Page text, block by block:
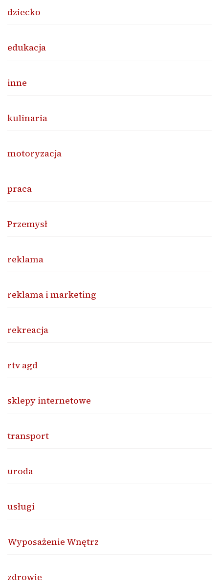
dziecko
edukacja
inne
kulinaria
motoryzacja
praca
Przemysł
reklama
reklama i marketing
rekreacja
rtv agd
sklepy internetowe
transport
uroda
usługi
Wyposażenie Wnętrz
zdrowie